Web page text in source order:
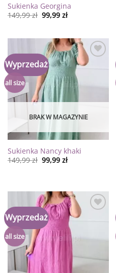
Sukienka Georgina
149,99zł 99,99 zł
Wyprzedaż
all size
Dodaj
BRAK W MAGAZYNIE
Sukienka Nancy khaki
149,99zł 99,99 zł
Wyprzedaż
all size